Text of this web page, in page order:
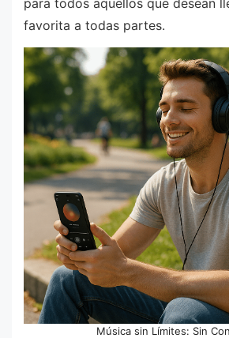
para todos aquellos que desean
favorita a todas partes.
Música sin Límites: Sin